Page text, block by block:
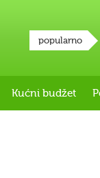
popularno
Kućni budžet